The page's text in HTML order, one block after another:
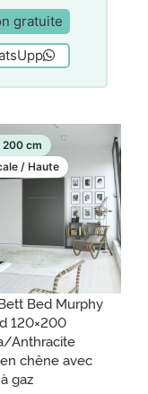
gratuite
200 cm
/ Haute
Bed Murphy
120×200
Anthracite
chêne avec
gaz